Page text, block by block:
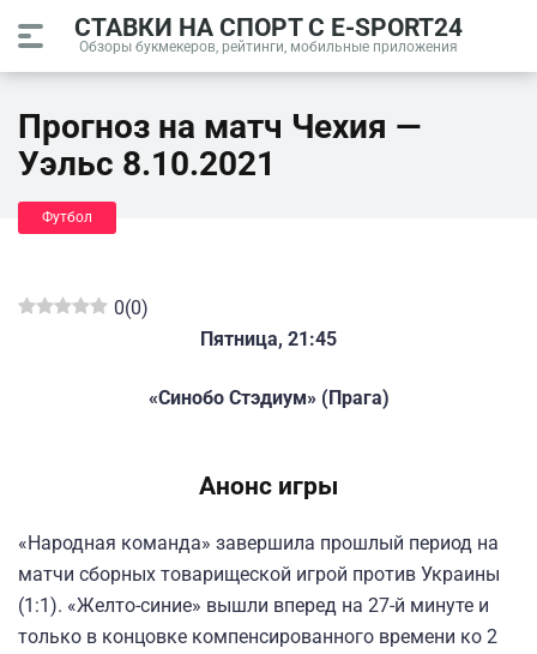
СТАВКИ НА СПОРТ С E-SPORT24
Обзоры букмекеров, рейтинги, мобильные приложения
Прогноз на матч Чехия —
Уэльс 8.10.2021
Футбол
0(0)
Пятница, 21:45
«Синобо Стэдиум» (Прага)
Анонс игры
«Народная команда» завершила прошлый период на
матчи сборных товарищеской игрой против Украины
(1:1). «Желто-синие» вышли вперед на 27-й минуте и
только в концовке компенсированного времени ко 2